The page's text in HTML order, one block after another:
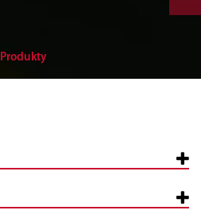
Produkty